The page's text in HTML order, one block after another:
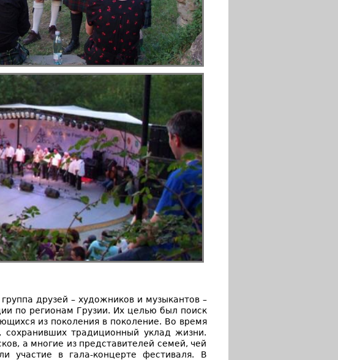
друзей – художников и музыкантов –
по регионам Грузии. Их целью был поиск
из поколения в поколение. Во время
традиционный уклад жизни.
а многие из представителей семей, чей
участие в гала-концерте фестиваля. В